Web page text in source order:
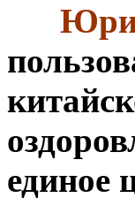
единое